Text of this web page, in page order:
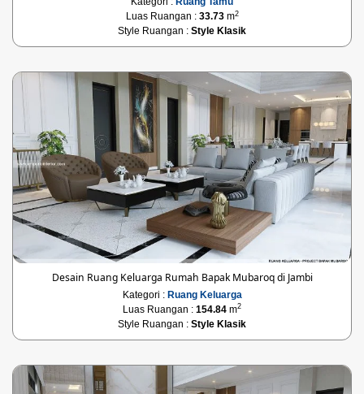
Luas Ruangan : 33.73m2
Style Ruangan : Style Klasik
Desain Ruang Keluarga Rumah Bapak Mubaroq di Jambi
Kategori : Ruang Keluarga
Luas Ruangan : 154.84 m2
Style Ruangan : Style Klasik